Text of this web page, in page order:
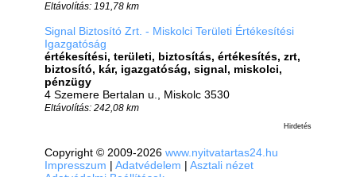
Eltávolítás: 191,78 km
Signal Biztosító Zrt. - Miskolci Területi Értékesítési
Igazgatóság
értékesítési, területi, biztosítás, értékesítés, zrt,
biztosító, kár, igazgatóság, signal, miskolci,
pénzügy
4 Szemere Bertalan u., Miskolc 3530
Eltávolítás: 242,08 km
Hirdetés
Copyright © 2009-2026 www.nyitvatartas24.hu
Impresszum | Adatvédelem | Asztali nézet